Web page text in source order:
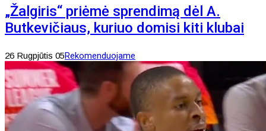
„Žalgiris“ priėmė sprendimą dėl A.
Butkevičiaus, kuriuo domisi kiti klubai
26 Rugpjūtis 05Rekomenduojame